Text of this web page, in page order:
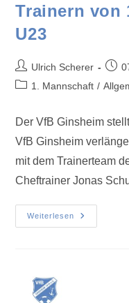
Trainern von
U23
Ulrich Scherer
1. Mannschaft /
Der VfB Ginsheim
VfB Ginsheim
mit dem Trainerteam
Cheftrainer Jonas
Weiterlesen